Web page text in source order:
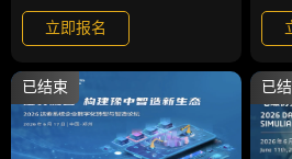
立即报名
已结束 已